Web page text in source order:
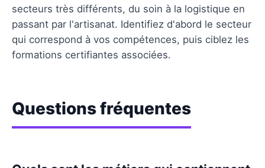
secteurs très différents, du soin à la logistique en
passant par l'artisanat. Identifiez d'abord le secteur
qui correspond à vos compétences, puis ciblez les
formations certifiantes associées.
Questions fréquentes